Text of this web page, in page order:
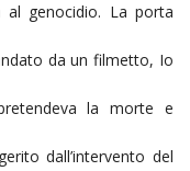
al genocidio. La porta
da un filmetto, Io
la morte e
dall’intervento del